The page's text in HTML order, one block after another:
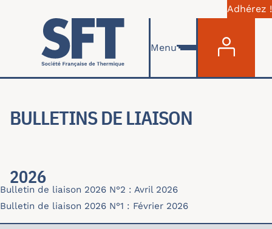
Aller au contenu principal
Adhérez !
Menu
BULLETINS DE LIAISON
2026
Bulletin de liaison 2026 N°2 : Avril 2026
bulletin26-02-avril.pdf
Bulletin de liaison 2026 N°1 : Février 2026
bulletin26-01-fev.pdf